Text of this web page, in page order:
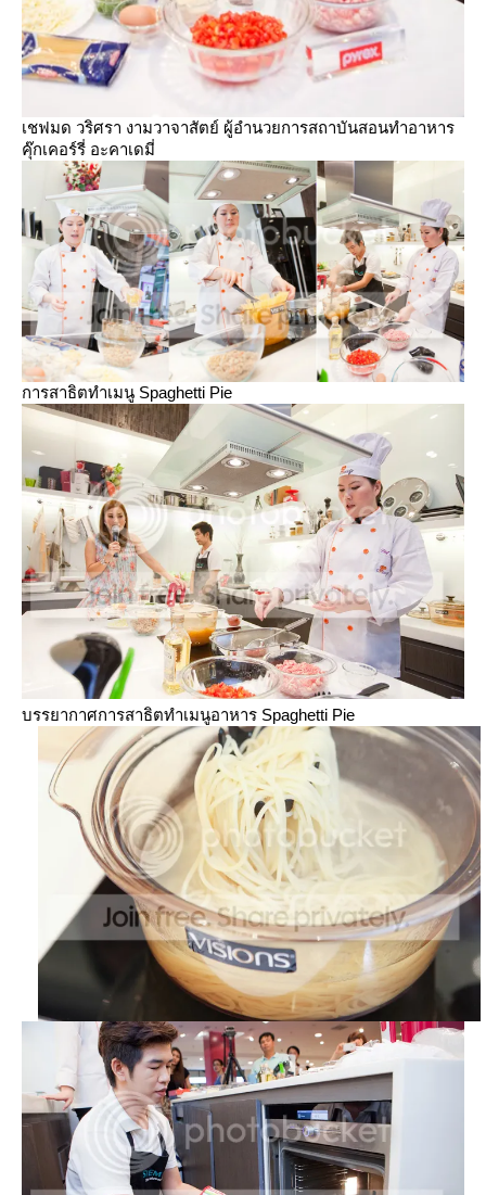
เชฟมด วริศรา งามวาจาสัตย์ ผู้อำนวยการสถาบันสอนทำอาหาร
คุ๊กเคอร์รี่ อะคาเดมี่
การสาธิตทำเมนู Spaghetti Pie
บรรยากาศการสาธิตทำเมนูอาหาร Spaghetti Pie